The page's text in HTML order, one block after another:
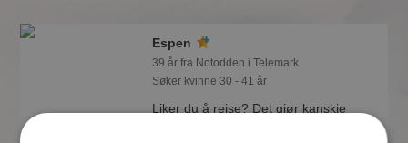
Espen
39 år fra Notodden i Telemark
Søker kvinne 30 - 41 år
Liker du å reise? Det gjør kanskje